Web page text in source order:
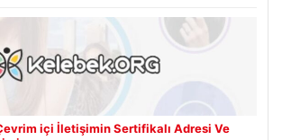
içi İletişimin Sertifikalı Adresi Ve